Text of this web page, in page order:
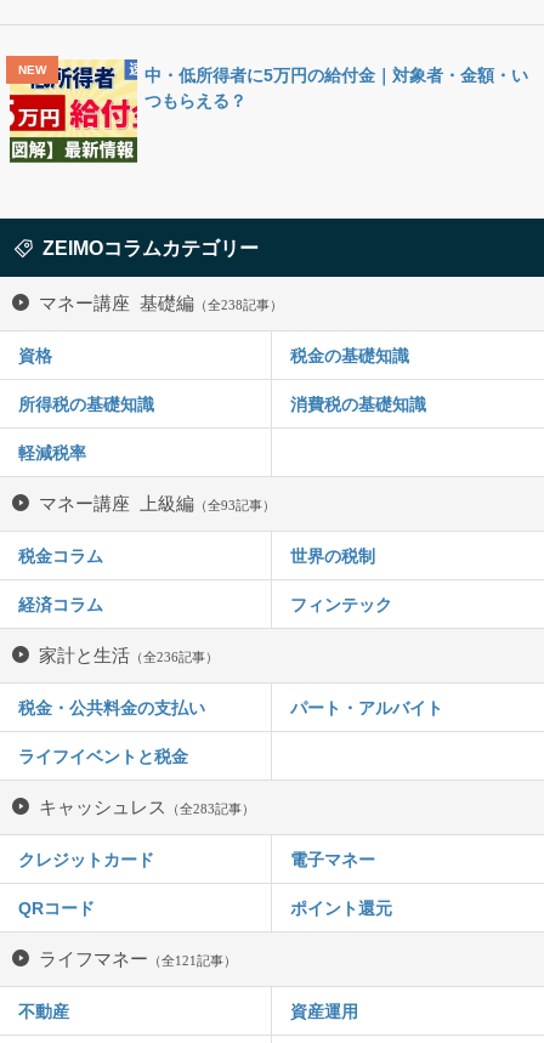
中・低所得者に5万円の給付金｜対象者・金額・い
つもらえる？
ZEIMOコラムカテゴリー
マネー講座 基礎編 （全238記事）
資格 税金の基礎知識
所得税の基礎知識 消費税の基礎知識
軽減税率
マネー講座 上級編 （全93記事）
税金コラム 世界の税制
経済コラム フィンテック
家計と生活 （全236記事）
税金・公共料金の支払い パート・アルバイト
ライフイベントと税金
キャッシュレス （全283記事）
クレジットカード 電子マネー
QRコード ポイント還元
ライフマネー （全121記事）
不動産 資産運用